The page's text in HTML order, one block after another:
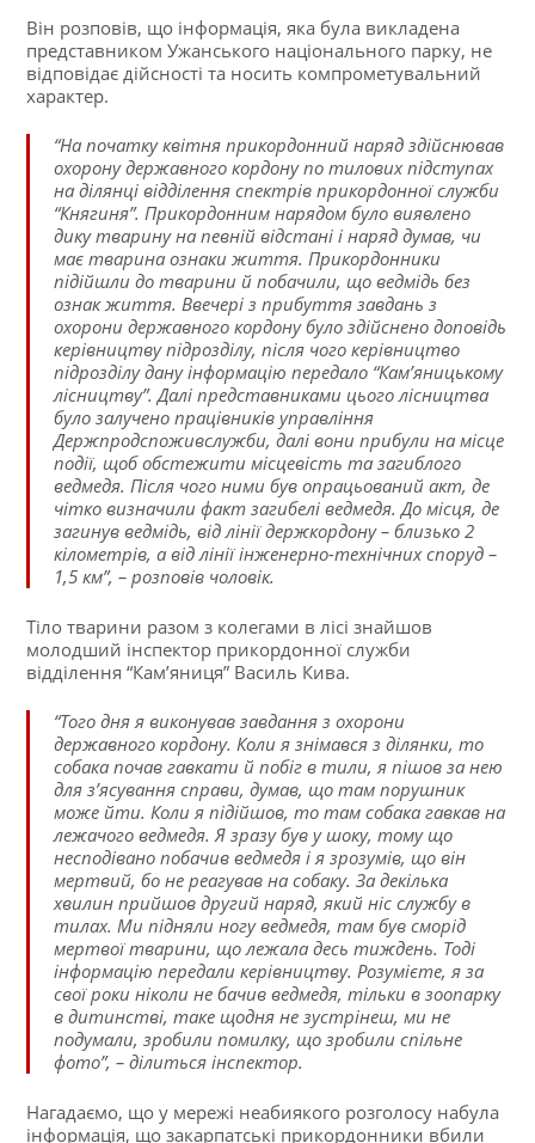
Він розповів, що інформація, яка була викладена
представником Ужанського національного парку, не
відповідає дійсності та носить компрометувальний
характер.
“На початку квітня прикордонний наряд здійснював
охорону державного кордону по тилових підступах
на ділянці відділення спектрів прикордонної служби
“Княгиня”. Прикордонним нарядом було виявлено
дику тварину на певній відстані і наряд думав, чи
має тварина ознаки життя. Прикордонники
підійшли до тварини й побачили, що ведмідь без
ознак життя. Ввечері з прибуття завдань з
охорони державного кордону було здійснено доповідь
керівництву підрозділу, після чого керівництво
підрозділу дану інформацію передало “Кам’яницькому
лісництву”. Далі представниками цього лісництва
було залучено працівників управління
Держпродспоживслужби, далі вони прибули на місце
події, щоб обстежити місцевість та загиблого
ведмедя. Після чого ними був опрацьований акт, де
чітко визначили факт загибелі ведмедя. До місця, де
загинув ведмідь, від лінії держкордону – близько 2
кілометрів, а від лінії інженерно-технічних споруд –
1,5 км”, – розповів чоловік.
Тіло тварини разом з колегами в лісі знайшов
молодший інспектор прикордонної служби
відділення “Кам’яниця” Василь Кива.
“Того дня я виконував завдання з охорони
державного кордону. Коли я знімався з ділянки, то
собака почав гавкати й побіг в тили, я пішов за нею
для з’ясування справи, думав, що там порушник
може йти. Коли я підійшов, то там собака гавкав на
лежачого ведмедя. Я зразу був у шоку, тому що
несподівано побачив ведмедя і я зрозумів, що він
мертвий, бо не реагував на собаку. За декілька
хвилин прийшов другий наряд, який ніс службу в
тилах. Ми підняли ногу ведмедя, там був сморід
мертвої тварини, що лежала десь тиждень. Тоді
інформацію передали керівництву. Розумієте, я за
свої роки ніколи не бачив ведмедя, тільки в зоопарку
в дитинстві, таке щодня не зустрінеш, ми не
подумали, зробили помилку, що зробили спільне
фото”, – ділиться інспектор.
Нагадаємо, що у мережі неабиякого розголосу набула
інформація, що закарпатські прикордонники вбили